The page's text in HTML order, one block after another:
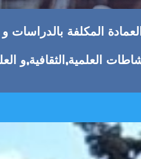
العمادة المكلفة بالدراسات
العلمية,الثقافية,و